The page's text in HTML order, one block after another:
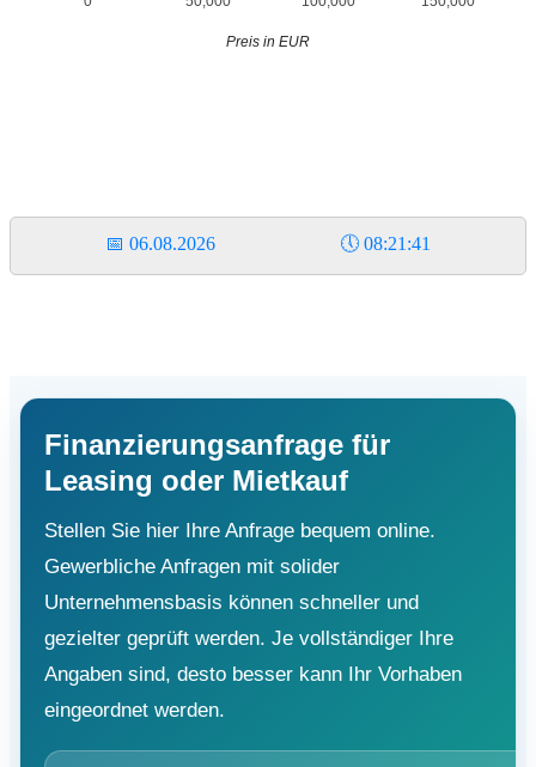
Preis in EUR
📅 06.08.2026 🕔 08:21:42
Finanzierungsanfrage für
Leasing oder Mietkauf
Stellen Sie hier Ihre Anfrage bequem online.
Gewerbliche Anfragen mit solider
Unternehmensbasis können schneller und
gezielter geprüft werden. Je vollständiger Ihre
Angaben sind, desto besser kann Ihr Vorhaben
eingeordnet werden.